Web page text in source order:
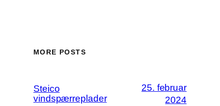
MORE POSTS
Steico
vindspærreplader
25. februar
2024